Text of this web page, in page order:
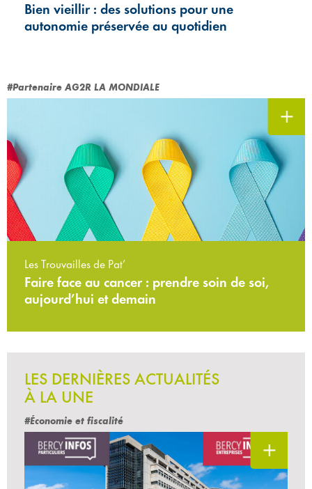
Bien vieillir : des solutions pour une
autonomie préservée au quotidien
#Partenaire AG2R LA MONDIALE
Les Trouvailles de Pat’
Faire face au cancer : prendre soin de soi,
aujourd’hui et demain
LES DERNIÈRES ACTUALITÉS
À LA UNE
#Économie et fiscalité